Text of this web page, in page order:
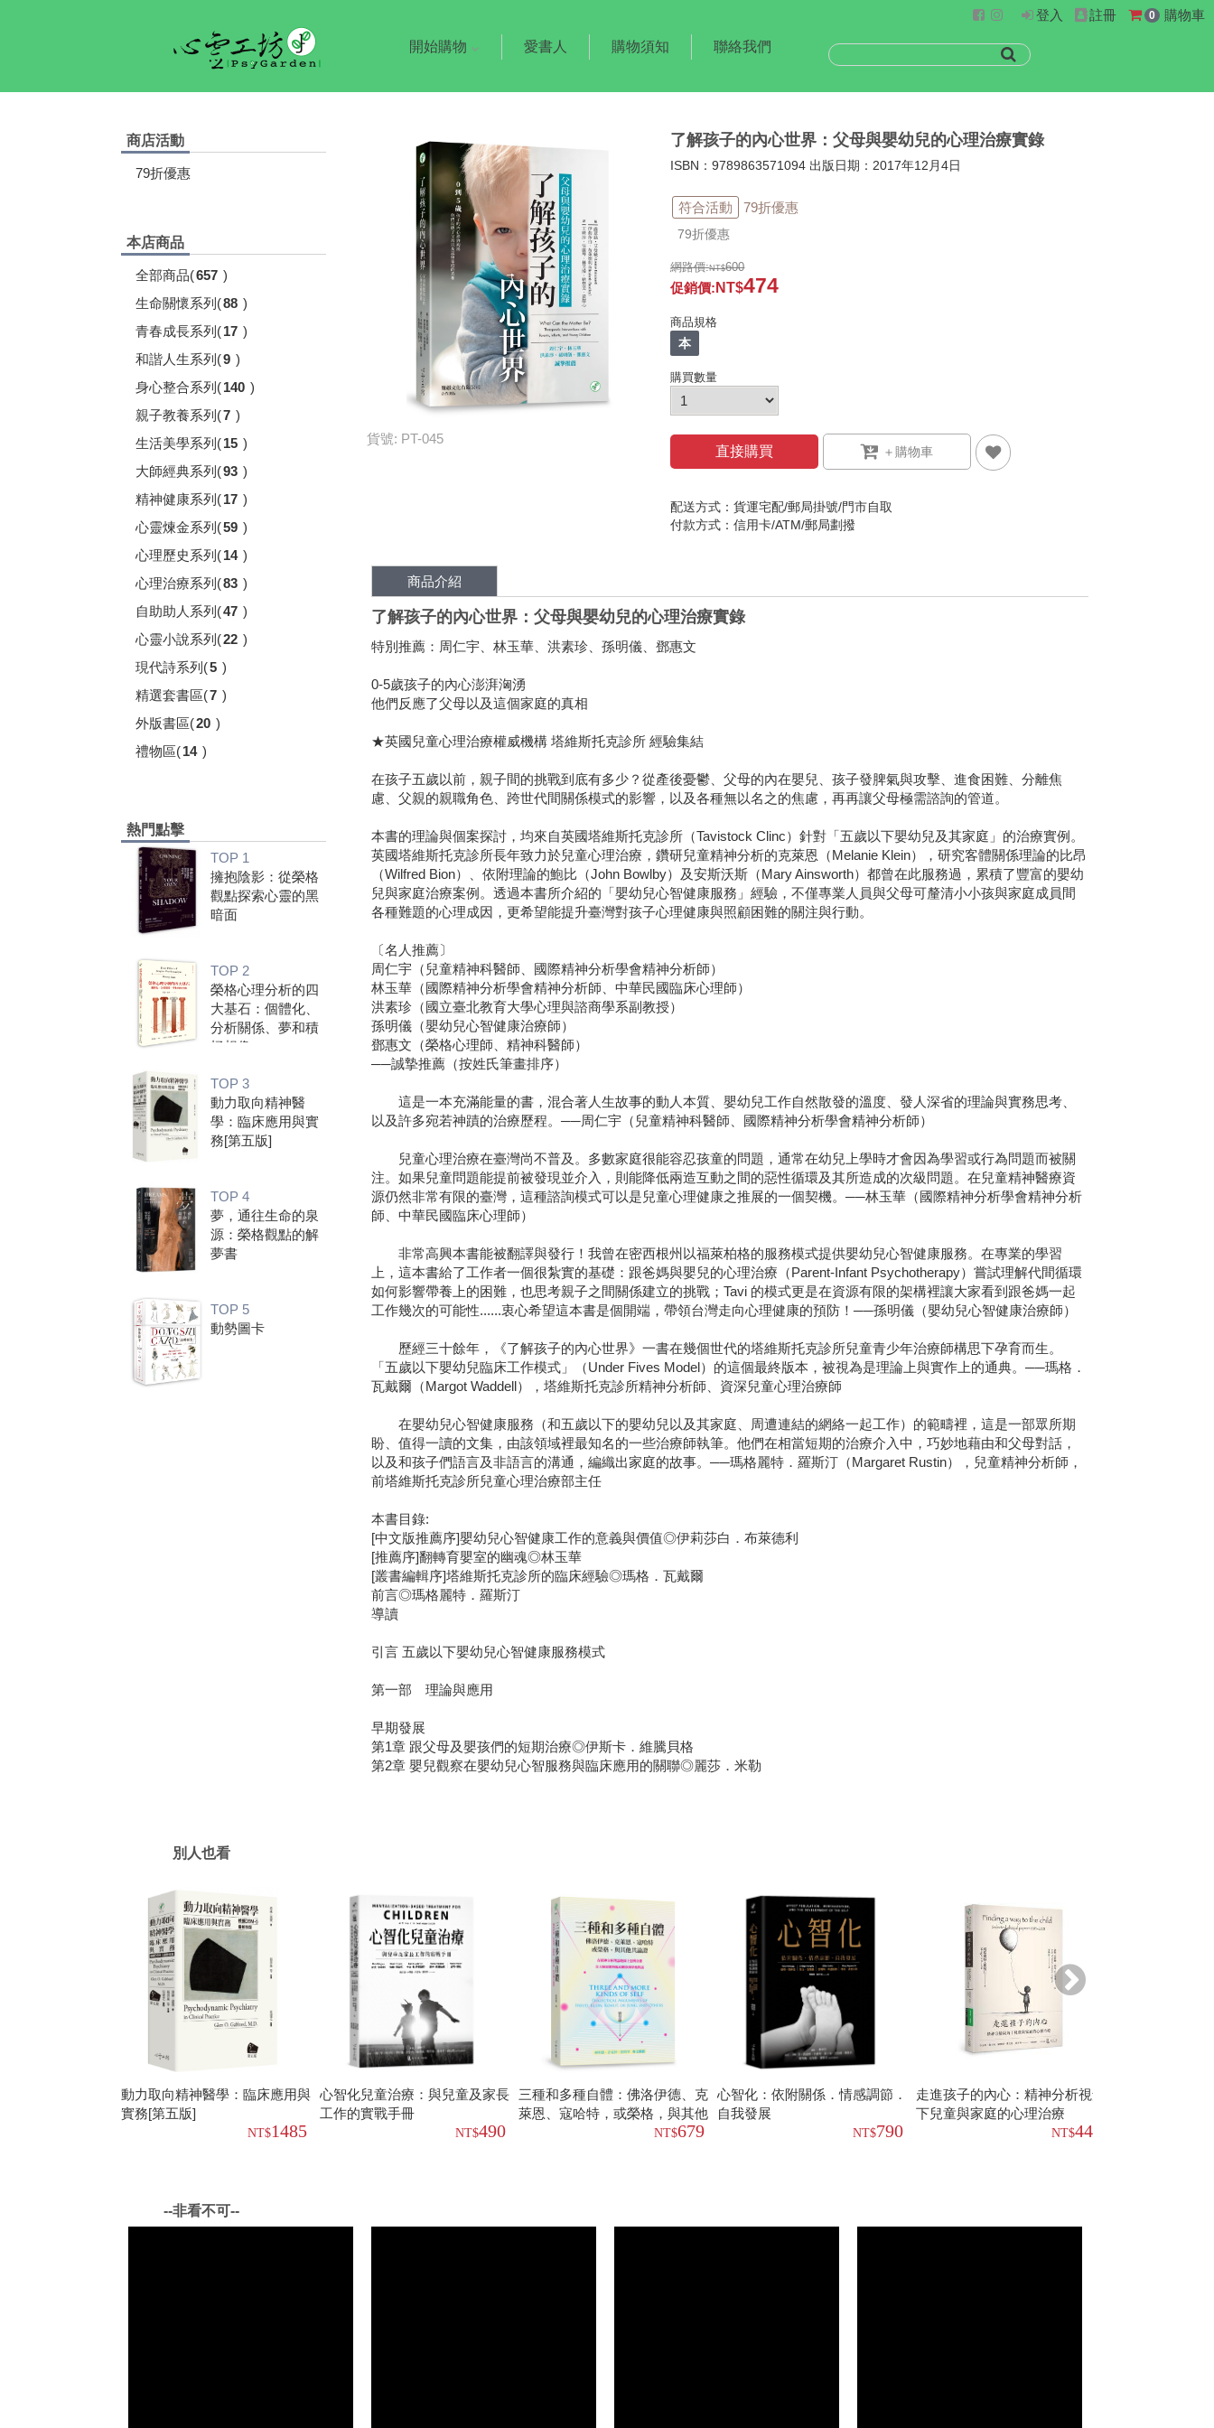
開始購物 愛書人 購物須知 聯絡我們
登入 註冊 0 購物車
商店活動
79折優惠
本店商品
全部商品(657 )
生命關懷系列 (88 )
青春成長系列 (17 )
和諧人生系列 (9 )
身心整合系列 (140 )
親子教養系列 (7 )
生活美學系列 (15 )
大師經典系列 (93 )
精神健康系列 (17 )
心靈煉金系列 (59 )
心理歷史系列 (14 )
心理治療系列 (83 )
自助助人系列 (47 )
心靈小說系列 (22 )
現代詩系列 (5 )
精選套書區(7 )
外版書區(20 )
禮物區(14 )
熱門點擊
TOP 1
擁抱陰影：從榮格
觀點探索心靈的黑
暗面
TOP 2
榮格心理分析的四
大基石：個體化、
分析關係、夢和積
極想像
TOP 3
動力取向精神醫
學：臨床應用與實
務[第五版]
TOP 4
夢，通往生命的泉
源：榮格觀點的解
夢書
TOP 5
動勢圖卡
貨號: PT-045
了解孩子的內心世界：父母與嬰幼兒的心理治療實錄
ISBN：9789863571094 出版日期：2017年12月4日
符合活動 79折優惠
79折優惠
網路價: 600
促銷價: 474
商品規格
本
購買數量
直接購買
配送方式：貨運宅配/郵局掛號/門市自取
付款方式：信用卡/ATM/郵局劃撥
商品介紹
了解孩子的內心世界：父母與嬰幼兒的心理治療實錄
特別推薦：周仁宇、林玉華、洪素珍、孫明儀、鄧惠文
0-5歲孩子的內心澎湃洶湧
他們反應了父母以及這個家庭的真相
★英國兒童心理治療權威機構 塔維斯托克診所 經驗集結
在孩子五歲以前，親子間的挑戰到底有多少？從產後憂鬱、父母的內在嬰兒、孩子發脾氣與攻擊、進食困難、分離焦
慮、父親的親職角色、跨世代間關係模式的影響，以及各種無以名之的焦慮，再再讓父母極需諮詢的管道。
本書的理論與個案探討，均來自英國塔維斯托克診所（Tavistock Clinc）針對「五歲以下嬰幼兒及其家庭」的治療實例。
英國塔維斯托克診所長年致力於兒童心理治療，鑽研兒童精神分析的克萊恩（Melanie Klein），研究客體關係理論的比昂
（Wilfred Bion）、依附理論的鮑比（John Bowlby）及安斯沃斯（Mary Ainsworth）都曾在此服務過，累積了豐富的嬰幼
兒與家庭治療案例。透過本書所介紹的「嬰幼兒心智健康服務」經驗，不僅專業人員與父母可釐清小小孩與家庭成員間
各種難題的心理成因，更希望能提升臺灣對孩子心理健康與照顧困難的關注與行動。
〔名人推薦〕
周仁宇（兒童精神科醫師、國際精神分析學會精神分析師）
林玉華（國際精神分析學會精神分析師、中華民國臨床心理師）
洪素珍（國立臺北教育大學心理與諮商學系副教授）
孫明儀（嬰幼兒心智健康治療師）
鄧惠文（榮格心理師、精神科醫師）
──誠摯推薦（按姓氏筆畫排序）
這是一本充滿能量的書，混合著人生故事的動人本質、嬰幼兒工作自然散發的溫度、發人深省的理論與實務思考、
以及許多宛若神蹟的治療歷程。──周仁宇（兒童精神科醫師、國際精神分析學會精神分析師）
兒童心理治療在臺灣尚不普及。多數家庭很能容忍孩童的問題，通常在幼兒上學時才會因為學習或行為問題而被關
注。如果兒童問題能提前被發現並介入，則能降低兩造互動之間的惡性循環及其所造成的次級問題。在兒童精神醫療資
源仍然非常有限的臺灣，這種諮詢模式可以是兒童心理健康之推展的一個契機。──林玉華（國際精神分析學會精神分析
師、中華民國臨床心理師）
非常高興本書能被翻譯與發行！我曾在密西根州以福萊柏格的服務模式提供嬰幼兒心智健康服務。在專業的學習
上，這本書給了工作者一個很紮實的基礎：跟爸媽與嬰兒的心理治療（Parent-Infant Psychotherapy）嘗試理解代間循環
如何影響帶養上的困難，也思考親子之間關係建立的挑戰；Tavi 的模式更是在資源有限的架構裡讓大家看到跟爸媽一起
工作幾次的可能性......衷心希望這本書是個開端，帶領台灣走向心理健康的預防！──孫明儀（嬰幼兒心智健康治療師）
歷經三十餘年，《了解孩子的內心世界》一書在幾個世代的塔維斯托克診所兒童青少年治療師構思下孕育而生。
「五歲以下嬰幼兒臨床工作模式」（Under Fives Model）的這個最終版本，被視為是理論上與實作上的通典。──瑪格．
瓦戴爾（Margot Waddell），塔維斯托克診所精神分析師、資深兒童心理治療師
在嬰幼兒心智健康服務（和五歲以下的嬰幼兒以及其家庭、周遭連結的網絡一起工作）的範疇裡，這是一部眾所期
盼、值得一讀的文集，由該領域裡最知名的一些治療師執筆。他們在相當短期的治療介入中，巧妙地藉由和父母對話，
以及和孩子們語言及非語言的溝通，編織出家庭的故事。──瑪格麗特．羅斯汀（Margaret Rustin），兒童精神分析師，
前塔維斯托克診所兒童心理治療部主任
本書目錄:
[中文版推薦序]嬰幼兒心智健康工作的意義與價值◎伊莉莎白．布萊德利
[推薦序]翻轉育嬰室的幽魂◎林玉華
[叢書編輯序]塔維斯托克診所的臨床經驗◎瑪格．瓦戴爾
前言◎瑪格麗特．羅斯汀
導讀
引言 五歲以下嬰幼兒心智健康服務模式
第一部 理論與應用
早期發展
第1章 跟父母及嬰孩們的短期治療◎伊斯卡．維騰貝格
第2章 嬰兒觀察在嬰幼兒心智服務與臨床應用的關聯◎麗莎．米勒
別人也看
動力取向精神醫學：臨床應用與
實務[第五版]
1485
心智化兒童治療：與兒童及家長
工作的實戰手冊
490
三種和多種自體：佛洛伊德、克
萊恩、寇哈特，或榮格，與其他
679
心智化：依附關係．情感調節．
自我發展
790
走進孩子的內心：精神分析視角
下兒童與家庭的心理治療
442
--非看不可--